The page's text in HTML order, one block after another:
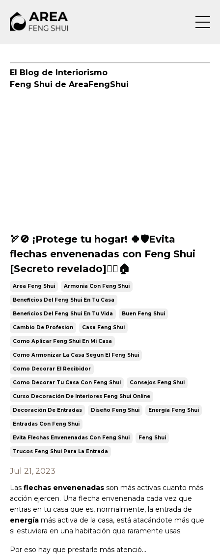
El Blog de Interiorismo
Feng Shui de AreaFengShui
🏹🚫 ¡Protege tu hogar! 🍀🛡️Evita
flechas envenenadas con Feng Shui
[Secreto revelado]🧘‍♂️🏠
Area Feng Shui Armonia Con Feng Shui
Beneficios Del Feng Shui En Tu Casa
Beneficios Del Feng Shui En Tu Vida Buen Feng Shui
Cambio De Profesion Casa Feng Shui
Como Aplicar Feng Shui En Mi Casa
Como Armonizar La Casa Segun El Feng Shui
Como Decorar El Recibidor
Como Decorar Tu Casa Con Feng Shui Consejos Feng Shui
Curso Decoración De Interiores Feng Shui Online
Decoración De Entradas Diseño Feng Shui Energía Feng Shui
Entradas Con Feng Shui
Evita Flechas Envenenadas Con Feng Shui Feng Shui
Trucos Feng Shui Para La Entrada
Jul 21, 2023
Las flechas envenenadas son más activas cuanto más
acción ejercen. Una flecha envenenada cada vez que
entras en tu casa que es, normalmente, la entrada de
energía más activa de la casa, está atacándote más que
si estuviera en una habitación que raramente usas.
Por eso hay que prestarle más atenció...